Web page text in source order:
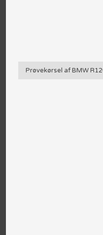
Prøvekørsel af BMW